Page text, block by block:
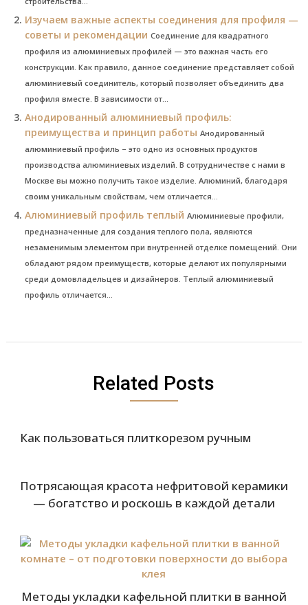
Изучаем важные аспекты соединения для профиля —
советы и рекомендации Соединение для квадратного
профиля из алюминиевых профилей — это важная часть его
конструкции. Как правило, данное соединение представляет собой
алюминиевый соединитель, который позволяет объединить два
профиля вместе. В зависимости от...
Анодированный алюминиевый профиль:
преимущества и принцип работы Анодированный
алюминиевый профиль – это одно из основных продуктов
производства алюминиевых изделий. В сотрудничестве с нами в
Москве вы можно получить такое изделие. Алюминий, благодаря
своим уникальным свойствам, чем отличается...
Алюминиевый профиль теплый Алюминиевые профили,
предназначенные для создания теплого пола, являются
незаменимым элементом при внутренней отделке помещений. Они
обладают рядом преимуществ, которые делают их популярными
среди домовладельцев и дизайнеров. Теплый алюминиевый
профиль отличается...
Related Posts
Как пользоваться плиткорезом ручным
Потрясающая красота нефритовой керамики
— богатство и роскошь в каждой детали
Методы укладки кафельной плитки в ванной